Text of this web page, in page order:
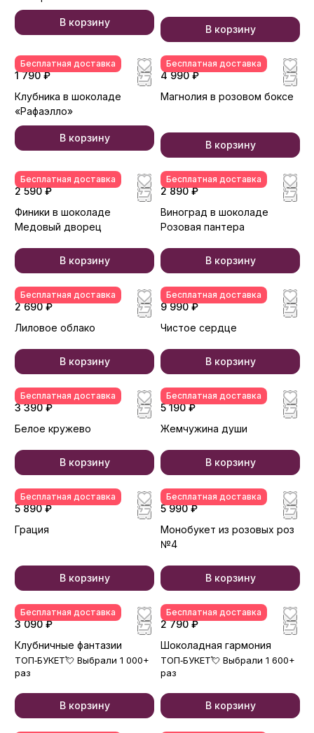
В корзину
В корзину
Бесплатная доставка
1 790 ₽
Клубника в шоколаде
«Рафаэлло»
В корзину
Бесплатная доставка
4 990 ₽
Магнолия в розовом боксе
В корзину
Бесплатная доставка
2 590 ₽
Финики в шоколаде
Медовый дворец
В корзину
Бесплатная доставка
2 890 ₽
Виноград в шоколаде
Розовая пантера
В корзину
Бесплатная доставка
2 690 ₽
Лиловое облако
В корзину
Бесплатная доставка
9 990 ₽
Чистое сердце
В корзину
Бесплатная доставка
3 390 ₽
Белое кружево
В корзину
Бесплатная доставка
5 190 ₽
Жемчужина души
В корзину
Бесплатная доставка
5 890 ₽
Грация
В корзину
Бесплатная доставка
5 990 ₽
Монобукет из розовых роз
№4
В корзину
Бесплатная доставка
3 090 ₽
Клубничные фантазии
ТОП‑БУКЕТ💘 Выбрали 1 000+
раз
В корзину
Бесплатная доставка
2 790 ₽
Шоколадная гармония
ТОП‑БУКЕТ💘 Выбрали 1 600+
раз
В корзину